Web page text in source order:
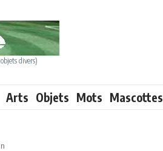
divers)
Arts Objets Mots Mascottes